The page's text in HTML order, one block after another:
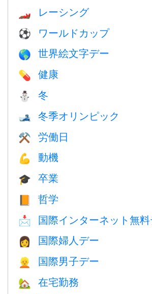
🏎 レーシング
⚽ ワールドカップ
🌎 世界絵文字デー
💊 健康
⛄ 冬
🎿 冬季オリンピック
⚒️ 労働日
💪 動機
🎓 卒業
📙 哲学
📩 国際インターネット無
👩 国際婦人デー
👱 国際男子デー
🏡 在宅勤務